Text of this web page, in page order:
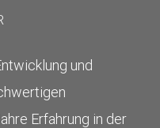
und
Erfahrung in der